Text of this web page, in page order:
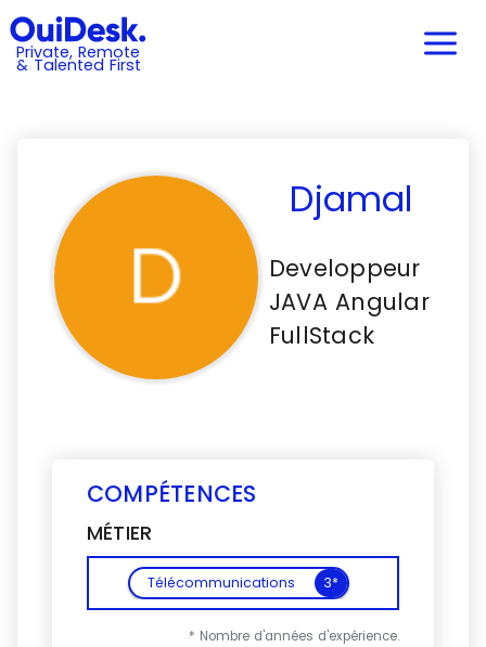
Private, Remote
& Talented First
Djamal
Developpeur
JAVA Angular
FullStack
COMPÉTENCES
MÉTIER
Télécommunications 3*
* Nombre d'années d'expérience.